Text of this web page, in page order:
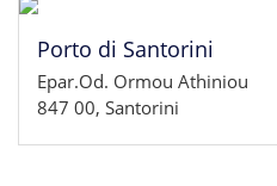
Porto di Santorini
Epar.Od. Ormou Athiniou
847 00, Santorini